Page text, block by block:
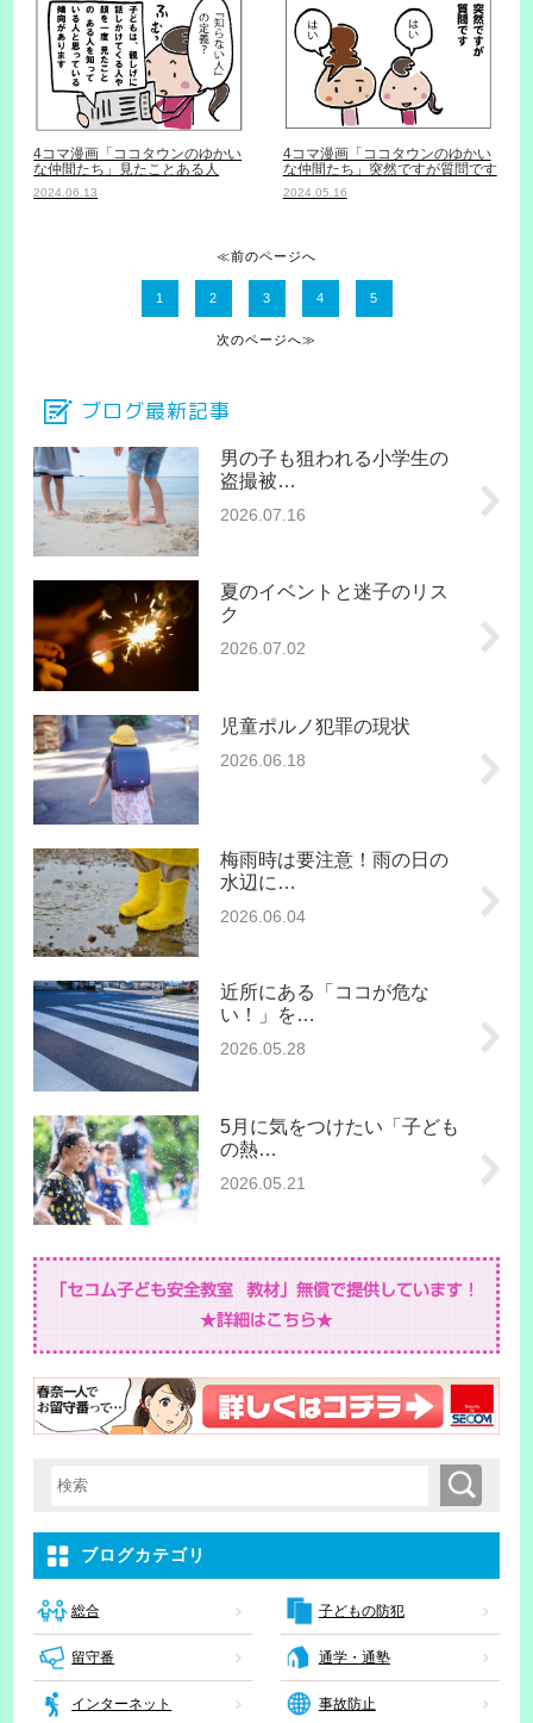
4コマ漫画「ココタウンのゆかい
な仲間たち」見たことある人
2024.06.13
4コマ漫画「ココタウンのゆかい
な仲間たち」突然ですが質問です
2024.05.16
≪前のページへ
1 2 3 4 5
次のページへ≫
ブログ最新記事
男の子も狙われる小学生の
盗撮被…
2026.07.16
夏のイベントと迷子のリス
ク
2026.07.02
児童ポルノ犯罪の現状
2026.06.18
梅雨時は要注意！雨の日の
水辺に…
2026.06.04
近所にある「ココが危な
い！」を…
2026.05.28
5月に気をつけたい「子ども
の熱…
2026.05.21
検索キーワード入力 検索
ブログカテゴリ
総合 子どもの防犯
留守番 通学・通塾
インターネット 事故防止